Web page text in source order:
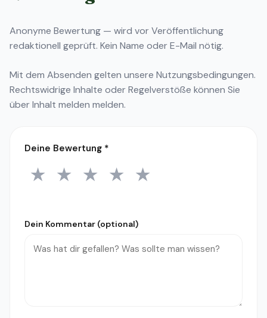
Anonyme Bewertung — wird vor Veröffentlichung
redaktionell geprüft. Kein Name oder E-Mail nötig.
Mit dem Absenden gelten unsere Nutzungsbedingungen.
Rechtswidrige Inhalte oder Regelverstöße können Sie
überInhalt melden melden.
Deine Bewertung *
1 Stern
★ 2 Sterne
★ 3 Sterne
★ 4 Sterne
★ 5 Sterne
★
Dein Kommentar (optional)